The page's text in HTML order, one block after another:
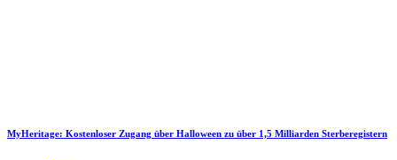
MyHeritage: Kostenloser Zugang über Halloween zu über 1,5 Milliarden Sterberegistern